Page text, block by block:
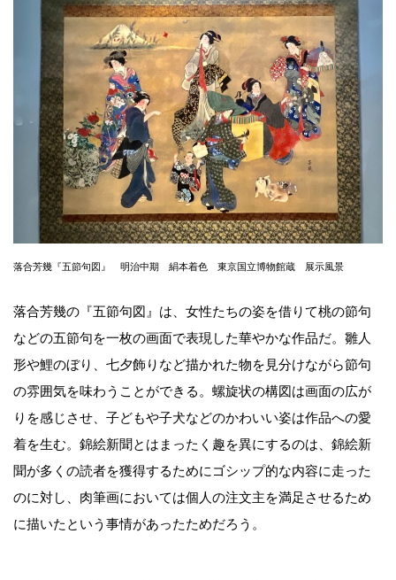
落合芳幾『五節句図』 明治中期 絹本着色 東京国立博物館蔵 展示風景
落合芳幾の『五節句図』は、女性たちの姿を借りて桃の節句
などの五節句を一枚の画面で表現した華やかな作品だ。雛人
形や鯉のぼり、七夕飾りなど描かれた物を見分けながら節句
の雰囲気を味わうことができる。螺旋状の構図は画面の広が
りを感じさせ、子どもや子犬などのかわいい姿は作品への愛
着を生む。錦絵新聞とはまったく趣を異にするのは、錦絵新
聞が多くの読者を獲得するためにゴシップ的な内容に走った
のに対し、肉筆画においては個人の注文主を満足させるため
に描いたという事情があったためだろう。